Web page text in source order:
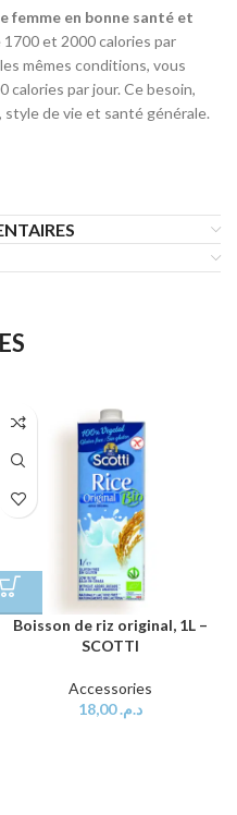
femme en bonne santé et
et 2000 calories par
mêmes conditions, vous
par jour. Ce besoin,
de vie et santé générale.
Boisson de riz original, 1L –
SCOTTI
Accessories
د.م.18,00